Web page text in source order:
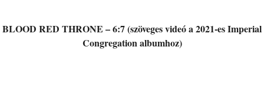
BLOOD RED THRONE – 6:7 (szöveges videó a 2021-es Imperial
Congregation albumhoz)